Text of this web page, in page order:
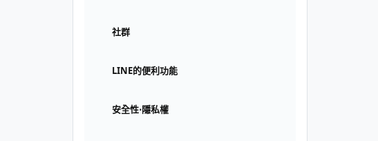
社群
LINE的便利功能
安全性⋅隱私權